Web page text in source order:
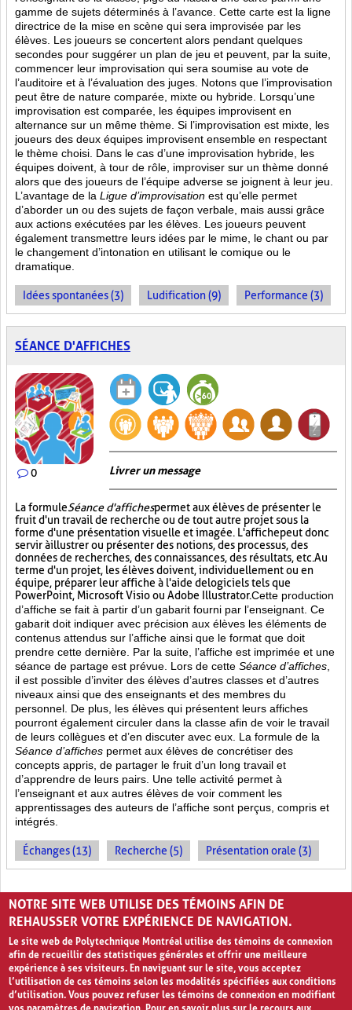
gamme de sujets déterminés à l’avance. Cette carte est la ligne
directrice de la mise en scène qui sera improvisée par les
élèves. Les joueurs se concertent alors pendant quelques
secondes pour suggérer un plan de jeu et peuvent, par la suite,
commencer leur improvisation qui sera soumise au vote de
l’auditoire et à l’évaluation des juges. Notons que l’improvisation
peut être de nature comparée, mixte ou hybride. Lorsqu’une
improvisation est comparée, les équipes improvisent en
alternance sur un même thème. Si l’improvisation est mixte, les
joueurs des deux équipes improvisent ensemble en respectant
le thème choisi. Dans le cas d’une improvisation hybride, les
équipes doivent, à tour de rôle, improviser sur un thème donné
alors que des joueurs de l’équipe adverse se joignent à leur jeu.
L’avantage de la Ligue d’improvisation est qu’elle permet
d’aborder un ou des sujets de façon verbale, mais aussi grâce
aux actions exécutées par les élèves. Les joueurs peuvent
également transmettre leurs idées par le mime, le chant ou par
le changement d’intonation en utilisant le comique ou le
dramatique.
Idées spontanées (3) Ludification (9) Performance (3)
SÉANCE D'AFFICHES
0 Livrer un message
La formuleSéance d'affichespermet aux élèves de présenter le
fruit d'un travail de recherche ou de tout autre projet sous la
forme d'une présentation visuelle et imagée. L'affichepeut donc
servir à illustrer ou présenter des notions, des processus, des
données de recherches, des connaissances, des résultats, etc. Au
terme d'un projet, les élèves doivent, individuellement ou en
équipe, préparer leur affiche à l'aide de logiciels tels que
PowerPoint, Microsoft Visio ou Adobe Illustrator.Cette production
d’affiche se fait à partir d’un gabarit fourni par l’enseignant. Ce
gabarit doit indiquer avec précision aux élèves les éléments de
contenus attendus sur l’affiche ainsi que le format que doit
prendre cette dernière. Par la suite, l’affiche est imprimée et une
séance de partage est prévue. Lors de cette Séance d’affiches
il est possible d’inviter des élèves d’autres classes et d’autres
niveaux ainsi que des enseignants et des membres du
personnel. De plus, les élèves qui présentent leurs affiches
pourront également circuler dans la classe afin de voir le travail
de leurs collègues et d’en discuter avec eux. La formule de la
Séance d’affiches permet aux élèves de concrétiser des
concepts appris, de partager le fruit d’un long travail et
d’apprendre de leurs pairs. Une telle activité permet à
l’enseignant et aux autres élèves de voir comment les
apprentissages des auteurs de l’affiche sont perçus, compris et
intégrés.
Échanges (13) Recherche (5) Présentation orale (3)
PAGES
1 2 › »
NOTRE SITE WEB UTILISE DES TÉMOINS AFIN DE
REHAUSSER VOTRE EXPÉRIENCE DE NAVIGATION.
Le site web de Polytechnique Montréal utilise des témoins de connexion
afin de recueillir des statistiques générales et offrir une meilleure
expérience à ses visiteurs. En naviguant sur le site, vous acceptez
l’utilisation de ces témoins selon les modalités spécifiées aux conditions
d’utilisation. Vous pouvez refuser les témoins de connexion en modifiant